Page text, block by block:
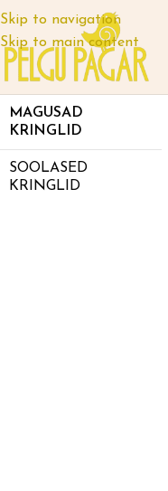
Skip to navigation
Skip to main content
MAGUSAD
KRINGLID
SOOLASED
KRINGLID